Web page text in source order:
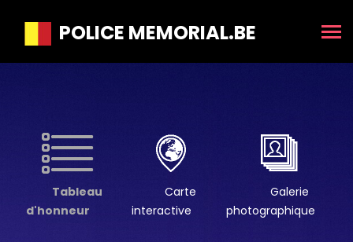
POLICE MEMORIAL.BE
Tableau
d'honneur
Carte
interactive
Galerie
photographique